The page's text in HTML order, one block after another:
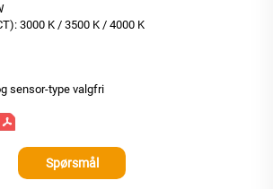
3000 K / 3500 K / 4000 K
sensor-type valgfri
Spørsmål